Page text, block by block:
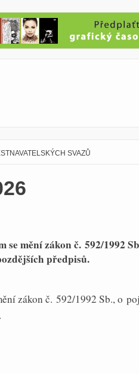
SVAZŮ
se mění zákon č. 592/1992
předpisů.
zákon č. 592/1992 Sb., o